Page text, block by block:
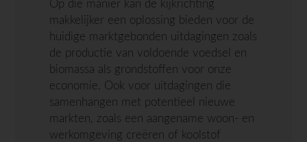
Op die manier kan de kijkrichting
makkelijker een oplossing bieden voor de
huidige marktgebonden uitdagingen zoals
de productie van voldoende voedsel en
biomassa als grondstoffen voor onze
economie. Ook voor uitdagingen die
samenhangen met potentieel nieuwe
markten, zoals een aangename woon- en
werkomgeving creëren of koolstof